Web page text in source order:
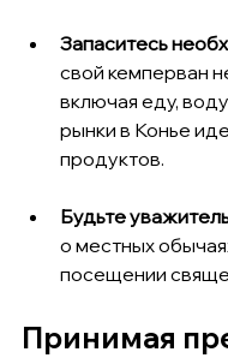
Запаситесь
свой кемперван
включая еду,
рынки в Конье
продуктов.
Будьте
о местных
посещении
Принимая